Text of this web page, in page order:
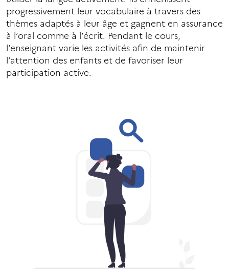
progressivement leur vocabulaire à travers des
thèmes adaptés à leur âge et gagnent en assurance
à l’oral comme à l’écrit. Pendant le cours,
l’enseignant varie les activités afin de maintenir
l’attention des enfants et de favoriser leur
participation active.